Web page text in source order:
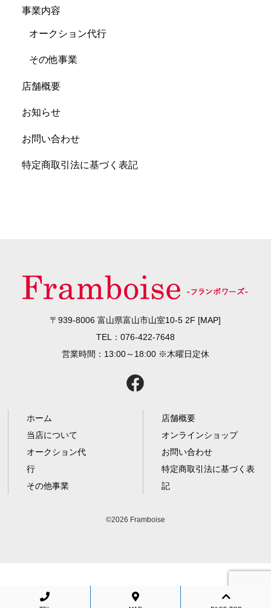
事業内容
オークション代行
その他事業
店舗概要
お知らせ
お問い合わせ
特定商取引法に基づく表記
〒939-8006 富山県富山市山室10-5 2F [MAP]
TEL：076-422-7648
営業時間：13:00～18:00 ※木曜日定休
ホーム
当店について
オークション代
行
その他事業
店舗概要
オンラインショップ
お問い合わせ
特定商取引法に基づく表
記
©2026 Framboise